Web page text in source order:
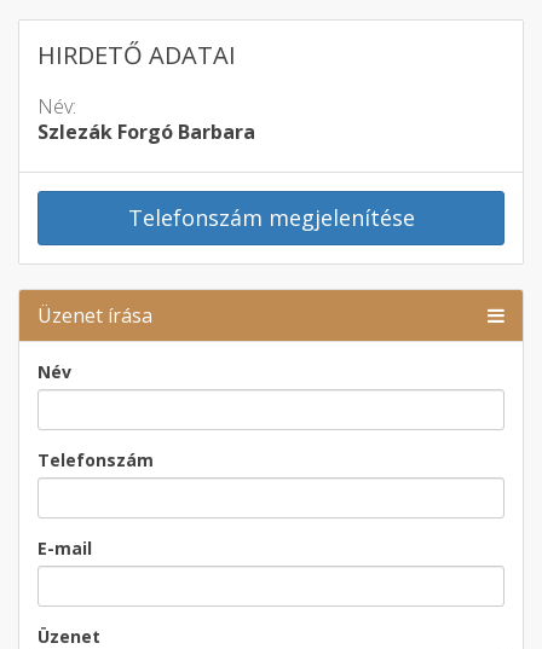
HIRDETŐ ADATAI
Név:
Szlezák Forgó Barbara
Telefonszám megjelenítése
Üzenet írása
Név
Telefonszám
E-mail
Üzenet